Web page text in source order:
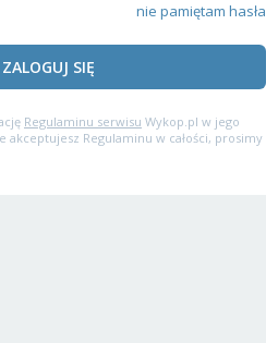
nie pamiętam hasła
ZALOGUJ SIĘ
Regulaminu serwisu Wykop.pl w jego
akceptujesz Regulaminu w całości, prosimy